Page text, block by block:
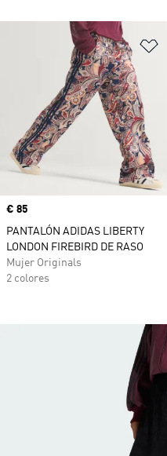
Precio
€ 85
PANTALÓN ADIDAS LIBERTY
LONDON FIREBIRD DE RASO
Mujer Originals
2 colores